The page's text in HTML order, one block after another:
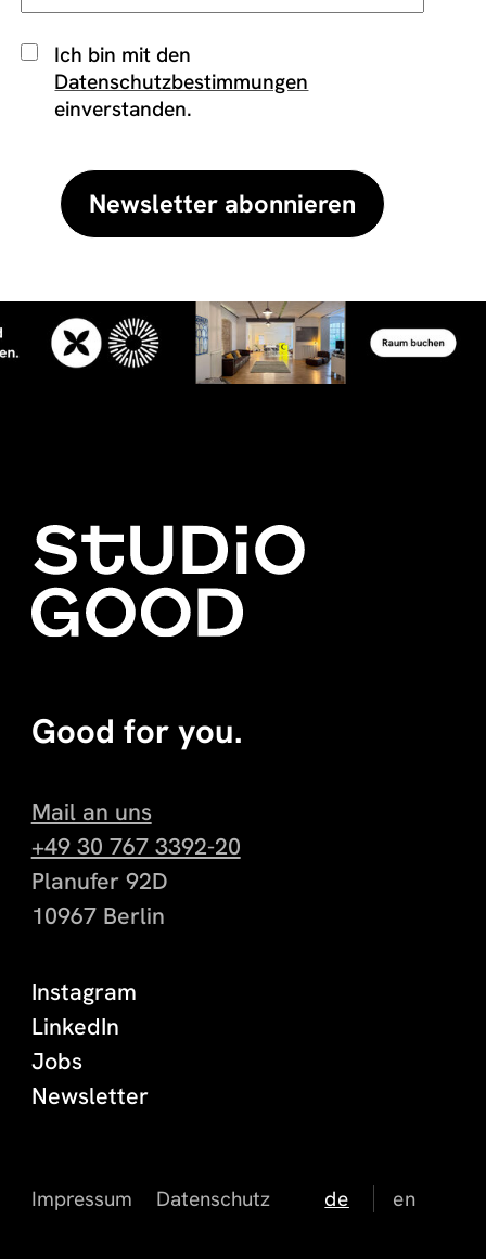
Ich bin mit den
Datenschutzbestimmungen
einverstanden.
Newsletter abonnieren
Good for you.
Mail an uns
+49 30 767 3392-20
Planufer 92D
10967 Berlin
Instagram
LinkedIn
Jobs
Newsletter
Impressum Datenschutz de en